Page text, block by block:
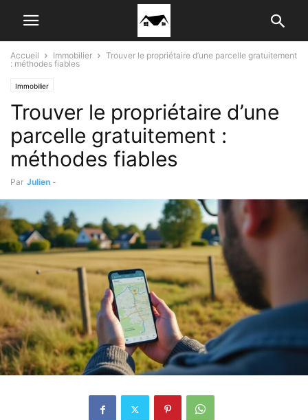
Accueil Immobilier
Trouver le propriétaire d’une parcelle gratuitement
: méthodes fiables
Immobilier
Trouver le propriétaire d’une
parcelle gratuitement :
méthodes fiables
Par Julien -